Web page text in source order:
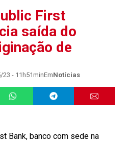
First
saída do
de
23 - 11h51minEmNotícias
Bank, banco com sede na